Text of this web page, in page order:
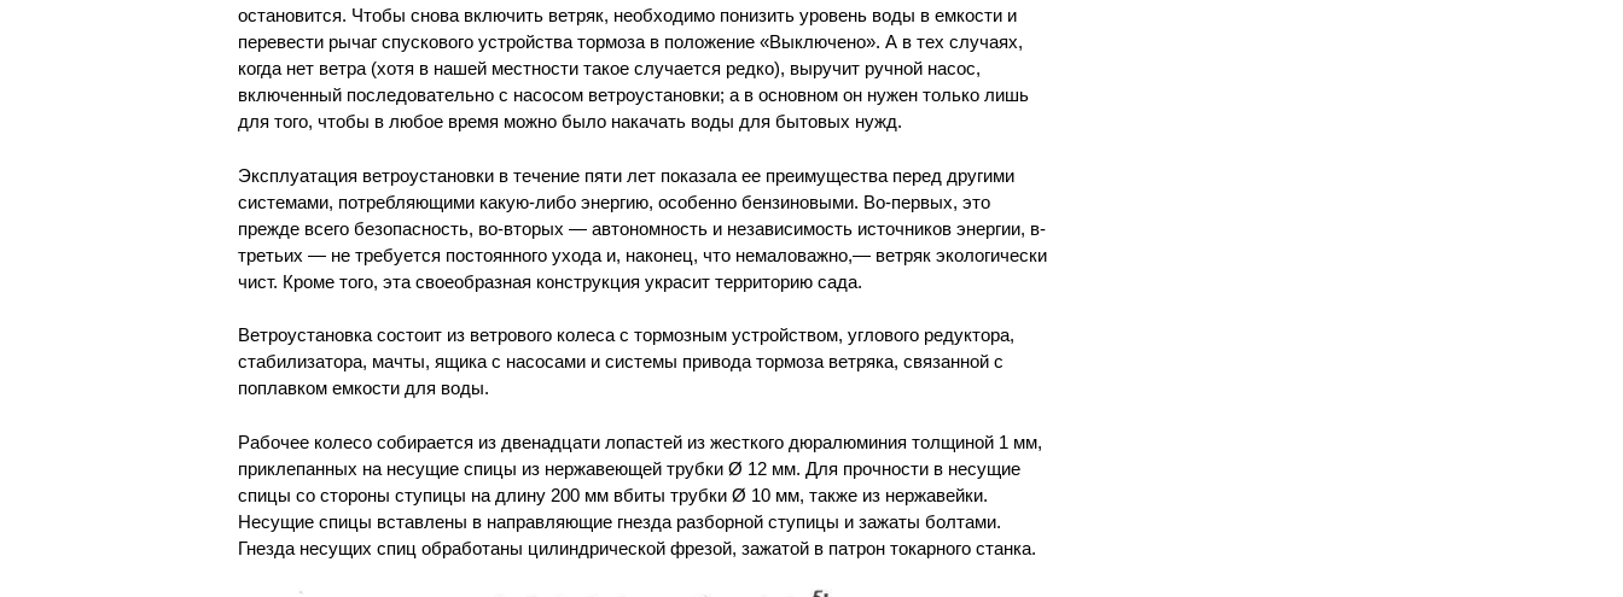
остановится. Чтобы снова включить ветряк, необходимо понизить уровень воды в емкости и
перевести рычаг спускового устройства тормоза в положение «Выключено». А в тех случаях,
когда нет ветра (хотя в нашей местности такое случается редко), выручит ручной насос,
включенный последовательно с насосом ветроустановки; а в основном он нужен только лишь
для того, чтобы в любое время можно было накачать воды для бытовых нужд.
Эксплуатация ветроустановки в течение пяти лет показала ее преимущества перед другими
системами, потребляющими какую-либо энергию, особенно бензиновыми. Во-первых, это
прежде всего безопасность, во-вторых — автономность и независимость источников энергии, в-
третьих — не требуется постоянного ухода и, наконец, что немаловажно,— ветряк экологически
чист. Кроме того, эта своеобразная конструкция украсит территорию сада.
Ветроустановка состоит из ветрового колеса с тормозным устройством, углового редуктора,
стабилизатора, мачты, ящика с насосами и системы привода тормоза ветряка, связанной с
поплавком емкости для воды.
Рабочее колесо собирается из двенадцати лопастей из жесткого дюралюминия толщиной 1 мм,
приклепанных на несущие спицы из нержавеющей трубки Ø 12 мм. Для прочности в несущие
спицы со стороны ступицы на длину 200 мм вбиты трубки Ø 10 мм, также из нержавейки.
Несущие спицы вставлены в направляющие гнезда разборной ступицы и зажаты болтами.
Гнезда несущих спиц обработаны цилиндрической фрезой, зажатой в патрон токарного станка.